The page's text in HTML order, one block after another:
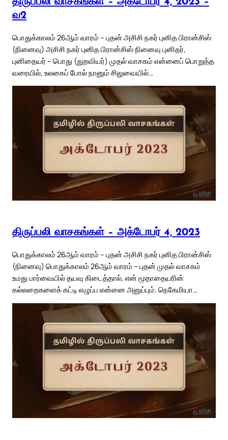
வ2
பொதுக்காலம் 26ஆம் வாரம் – புதன் அசிசி நகர் புனித பிரான்சிஸ்
(நினைவு) அசிசி நகர் புனித பிரான்சிஸ் நினைவு புனிதர்,
புனிதையர் – பொது (துறவியர்) முதல் வாசகம் என்னைப் பொறுத்த
வரையில், உலகைப் போல் நானும் சிலுவையில்…
திருப்பலி வாசகங்கள் – அக்டோபர் 4, 2023
பொதுக்காலம் 26ஆம் வாரம் – புதன் அசிசி நகர் புனித பிரான்சிஸ்
(நினைவு) பொதுக்காலம் 26ஆம் வாரம் – புதன் முதல் வாசகம்
உமது பார்வையில் தயவு கிடைத்தால், என் மூதாதையரின்
கல்லறைகளைக் கட்டி எழுப்ப என்னை அனுப்பும். நெகேமியா…